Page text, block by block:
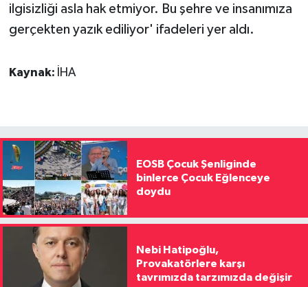
ilgisizliği asla hak etmiyor. Bu şehre ve insanımıza
gerçekten yazık ediliyor' ifadeleri yer aldı.
Kaynak: İHA
EOSB Çocuk Şenliginde
binlerce Çocuk Eğlenceye
doydu
Nebi Hatipoğlu,
Provakatörlere karşı
tavrımızda tarzımızda değişir